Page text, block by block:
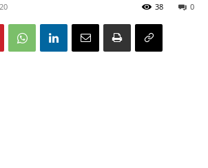
0
38